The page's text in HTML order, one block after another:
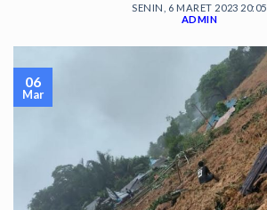
SENIN, 6 MARET 2023 20:05
ADMIN
06
Mar